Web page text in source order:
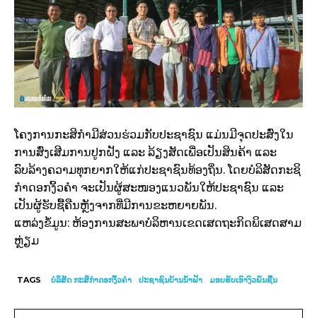
ໂຄງການກະສິກຳມີສ່ວນຮ່ວມກັບປະຊາຊົນ ແມ່ນມີຈຸດປະສົ່ງໃນ
ການສົ່ງເສີມການປູກຝັງ ແລະ ລ້ຽງສັດເພື່ອເປັນສິນຄ້າ ແລະ
ລົບລ້າງຄວາມທຸກຍາກໃຫ້ແກ່ປະຊາຊົນທ້ອງຖິ່ນ. ໂດຍບໍລິສັດກະຊິ
ກຳດອກງິ້ວຄຳ ຈະເປັນຜູ້ສະໜອງແນວພັນໃຫ້ປະຊາຊົນ ແລະ
ເປັນຜູ້ຮັບຊື້ຄືນຫຼັງຈາກທີ່ມີການຂະຫຍາຍພັນ.
ແຫລ່ງຂໍ້ມູນ: ຫ້ອງການສະພາບໍລິຫານເຂດເສດຖະກິດພິເສດສາມ
ຫຼ່ຽມ
TAGS ບໍລິສັດ ກະສິກໍາດອກງິ້ວຄຳ ປະຊາຊົນບ້ານນໍ້າຟ້າ ມອບຮັບເອົາງົວພັນຊີ້ນ